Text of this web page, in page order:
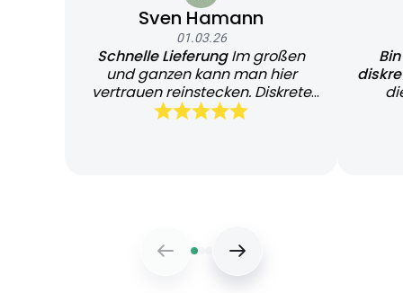
Sven Hamann
01.03.26
Schnelle LieferungIm großen
und ganzen kann man hier
vertrauen reinstecken. Diskrete
und schnelle Lieferung